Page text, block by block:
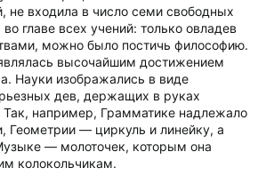
не входила в число семи свободных
главе всех учений: только овладев
можно было постичь философию.
высочайшим достижением
Науки изображались в виде
дев, держащих в руках
Так, например, Грамматике надлежало
Геометрии — циркуль и линейку, а
— молоточек, которым она
колокольчикам.